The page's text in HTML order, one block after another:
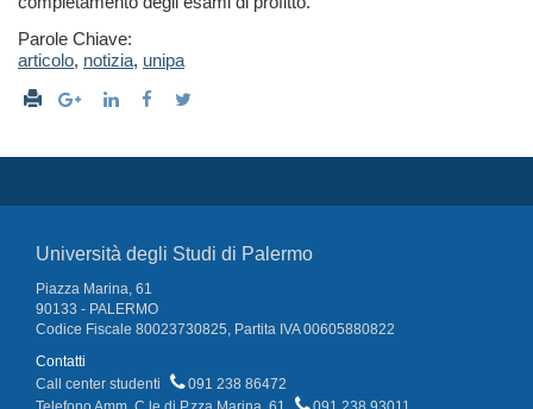
Parole Chiave:
articolo, notizia, unipa
Università degli Studi di Palermo
Piazza Marina, 61
90133 - PALERMO
Codice Fiscale 80023730825, Partita IVA 00605880822
Contatti
Call center studenti
091 238 86472